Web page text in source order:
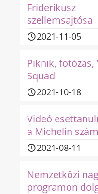
Friderikusz
szellemsajtósa
2021-11-05
Piknik, fotózás,
Squad
2021-10-18
Videó
a Michelin
2021-08-11
Nemzetközi
programon